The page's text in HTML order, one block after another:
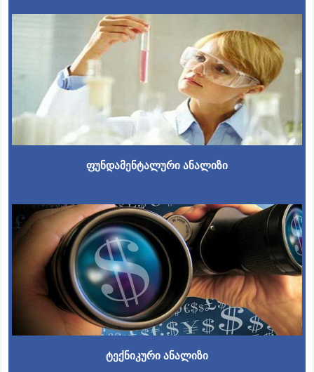
ფუნდამენტალური ანალიზი
ტექნიკური ანალიზი